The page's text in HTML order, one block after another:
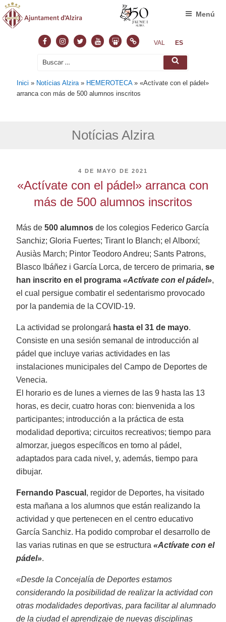
FacebookInstagram
TwitterYoutubeSlideshare
NormasVAL ES
Buscar
Buscar
Menú
Inici » Notícias Alzira » HEMEROTECA»«Actívate con el pádel»
arranca con más de 500 alumnos inscritos
Notícias Alzira
PUBLICADO
4 DE MAYO DE 2021
«Actívate con el pádel» arranca con
más de 500 alumnos inscritos
Más de500 alumnos de los colegios Federico García
Sanchiz; Gloria Fuertes; Tirant lo Blanch; el Alborxí;
Ausiàs March; Pintor Teodoro Andreu; Sants Patrons,
Blasco Ibáñez i García Lorca, de tercero de primaria,se
han inscrito en el programa«Actívate con el pádel»,
el cual persigue combatir el sedentarismo provocado
por la pandemia de la COVID-19.
La actividad se prolongará hasta el 31 de mayo.
Consiste en una sesión semanal de introducción al
pádel que incluye varias actividades en las
instalaciones municipales del Campo de Deportes de
Venecia.
El horario es de lunes a viernes de las 9 hasta las 13
horas, es decir, cuatro horas con: bienvenida a los
participantes; introducción a la práctica de esta
modalidad deportiva; circuitos recreativos; tiempo para
almorzar, juegos específicos en torno al pádel,
adaptados para cada nivel, y, además, tiempo para
dibujar.
Fernando Pascual , regidor de Deportes, ha visitado
esta mañana a los alumnos que están realizando la
actividad y que pertenecen en el centro educativo
García Sanchiz. Ha podido comprobar el desarrollo de
las varias rutinas en que se estructura«Actívate con el
pádel».
«Desde la Concejalía de Deportes estamos
considerando la posibilidad de realizar la actividad con
otras modalidades deportivas, para facilitar al alumnado
de la ciudad el aprendizaje de nuevas disciplinas